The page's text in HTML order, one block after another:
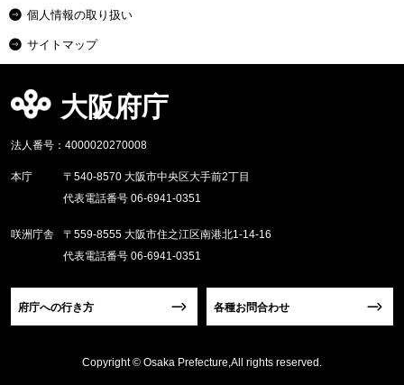
個人情報の取り扱い
サイトマップ
大阪府庁
法人番号：4000020270008
本庁
〒540-8570 大阪市中央区大手前2丁目
代表電話番号 06-6941-0351
咲洲庁舎
〒559-8555 大阪市住之江区南港北1-14-16
代表電話番号 06-6941-0351
府庁への行き方 各種お問合わせ
Copyright © Osaka Prefecture,All rights reserved.